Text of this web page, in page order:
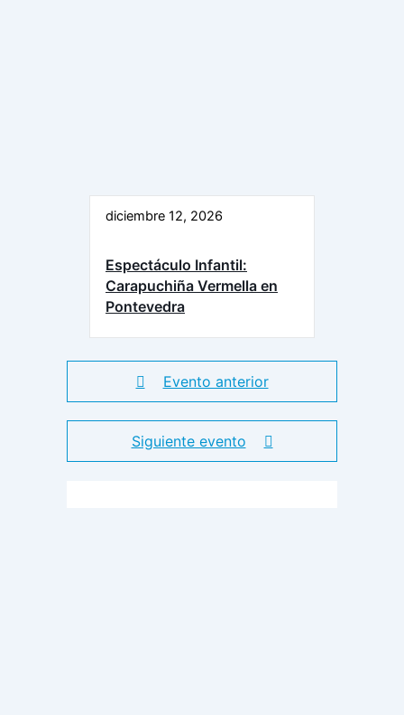
diciembre 12, 2026
Espectáculo Infantil:
Carapuchiña Vermella en
Pontevedra
Evento anterior
Siguiente evento